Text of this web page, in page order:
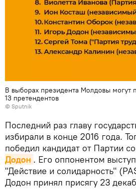
В выборах президента Молдовы могут
13 претендентов
© Sputnik
Последний раз главу
избирали в конце 2016 года.
победил кандидат от Партии
Додон . Его оппонентом
"Действие и солидарность"
Додон принял присягу 23